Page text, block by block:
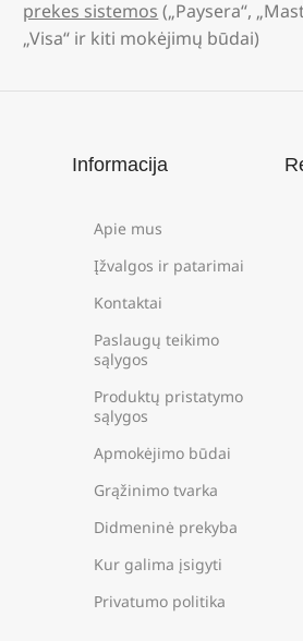
prekes sistemos („Paysera“,
„Visa“ ir kiti mokėjimų būdai)
Informacija
Apie mus
Įžvalgos ir patarimai
Kontaktai
Paslaugų teikimo
sąlygos
Produktų pristatymo
sąlygos
Apmokėjimo būdai
Grąžinimo tvarka
Didmeninė prekyba
Kur galima įsigyti
Privatumo politika